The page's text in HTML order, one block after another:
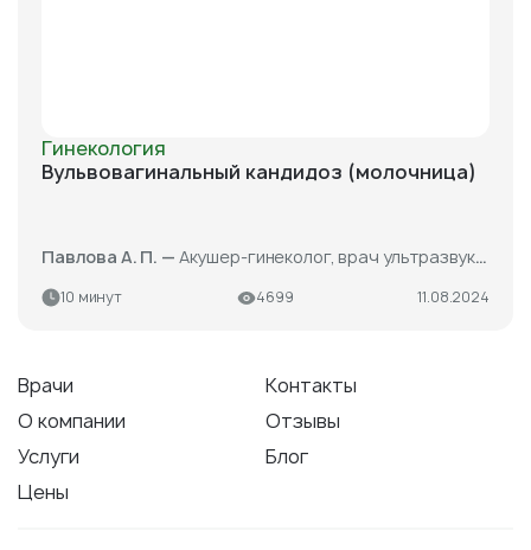
Гинекология
Вульвовагинальный кандидоз (молочница)
Павлова А. П. — Акушер-гинеколог, врач ультразвуковой диагностики
10 минут 4699 11.08.2024
Врачи
Контакты
О компании
Отзывы
Услуги
Блог
Цены